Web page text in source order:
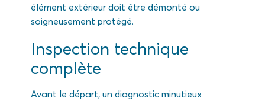
élément extérieur doit être démonté ou
soigneusement protégé.
Inspection technique
complète
Avant le départ, un diagnostic minutieux